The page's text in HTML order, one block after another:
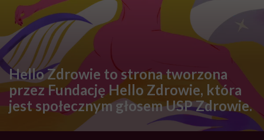
duża jest intensywność naszego wysiłku
fizycznego, to na co zwrócić uwagę?
Takim wskaźnikiem intensywności treningu może być
obserwacja naszego samopoczucia oraz sposobu
oddychania, choć trzeba pamiętać, że przez każdego
będzie to trochę inaczej odczuwane. Przy niskiej
intensywności możemy swobodnie rozmawiać, nasz